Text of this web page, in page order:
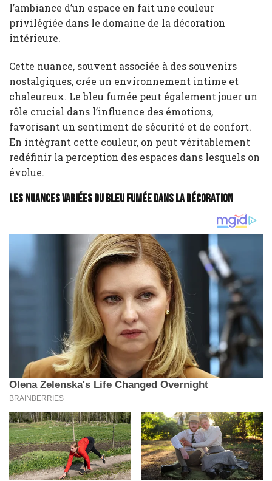
l’ambiance d’un espace en fait une couleur
privilégiée dans le domaine de la décoration
intérieure.
Cette nuance, souvent associée à des souvenirs
nostalgiques, crée un environnement intime et
chaleureux. Le bleu fumée peut également jouer un
rôle crucial dans l’influence des émotions,
favorisant un sentiment de sécurité et de confort.
En intégrant cette couleur, on peut véritablement
redéfinir la perception des espaces dans lesquels on
évolue.
Les nuances variées du bleu fumée dans la décoration